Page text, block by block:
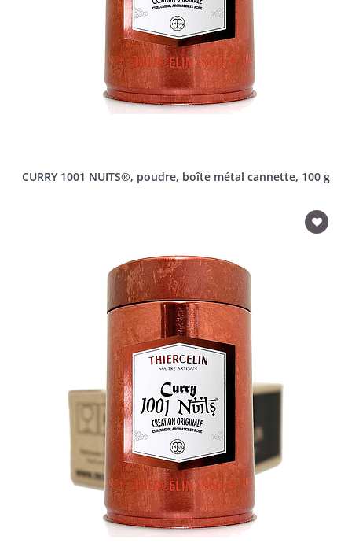
CURRY 1001 NUITS®, poudre, boîte métal cannette, 100 g